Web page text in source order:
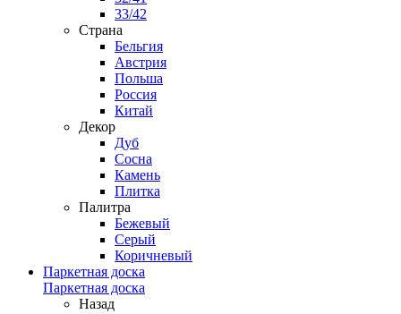
33/42
Страна
Бельгия
Австрия
Польша
Россия
Китай
Декор
Дуб
Сосна
Камень
Плитка
Палитра
Бежевый
Серый
Коричневый
Паркетная доска
Паркетная доска
Назад